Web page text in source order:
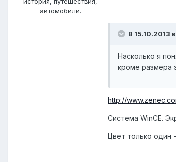
история, путешествия,
автомобили.
В 15.10.2013
Насколько я
кроме размера
http://
Система WinCE.
Цвет только один